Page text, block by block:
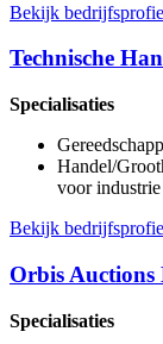
Bekijk
Technische
Specialisaties
Handel/
voor industrie
Bekijk
Orbis Auctions
Specialisaties